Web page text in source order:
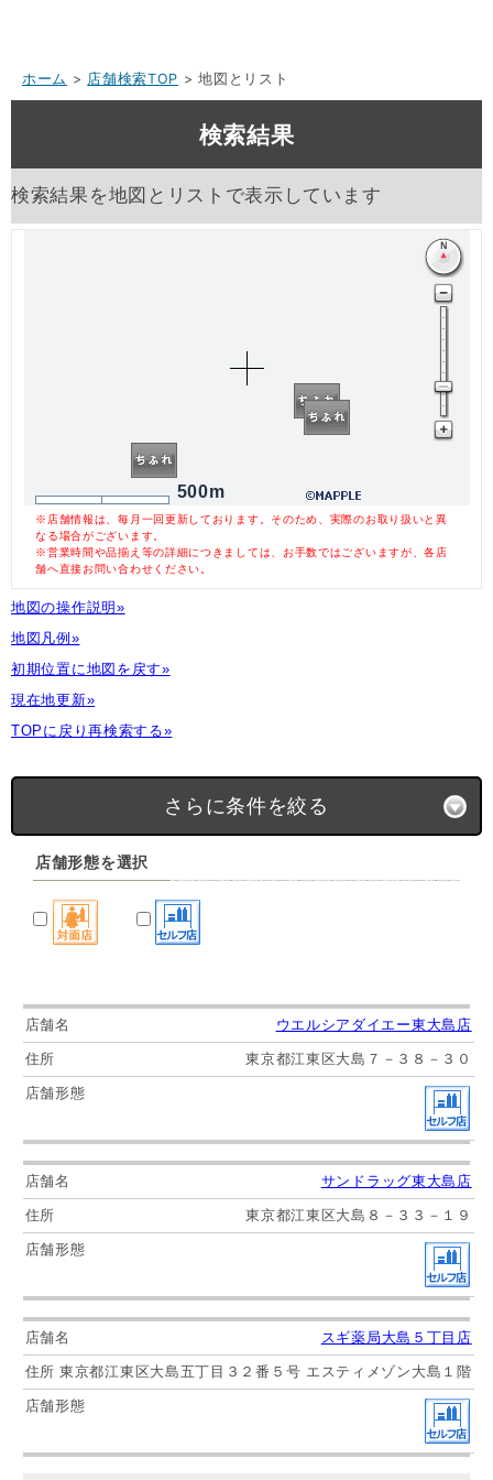
ホーム > 店舗検索TOP > 地図とリスト
検索結果
検索結果を地図とリストで表示しています
500m
※店舗情報は、毎月一回更新しております。そのため、実際のお取り扱いと異
なる場合がございます。
※営業時間や品揃え等の詳細につきましては、お手数ではございますが、各店
舗へ直接お問い合わせください。
地図の操作説明»
地図凡例»
初期位置に地図を戻す»
現在地更新»
TOPに戻り再検索する»
さらに条件を絞る
店舗形態を選択
ウエルシアダイエー東大島店
東京都江東区大島７－３８－３０
サンドラッグ東大島店
東京都江東区大島８－３３－１９
スギ薬局大島５丁目店
東京都江東区大島五丁目３２番５号 エスティメゾン大島１階